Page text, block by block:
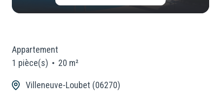
Appartement
1 pièce(s)
20 m²
Villeneuve-Loubet (06270)